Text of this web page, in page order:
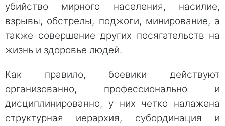
убийство мирного населения, насилие,
взрывы, обстрелы, поджоги, минирование, а
также совершение других посягательств на
жизнь и здоровье людей.
Как правило, боевики действуют
организованно, профессионально и
дисциплинированно, у них четко налажена
структурная иерархия, субординация и